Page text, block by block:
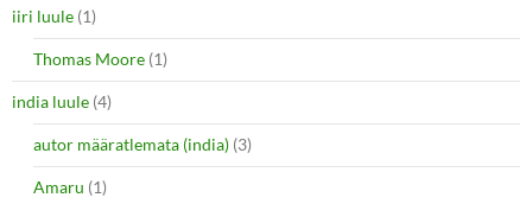
iiri luule (1)
Thomas Moore (1)
india luule (4)
autor määratlemata (india) (3)
Amaru (1)